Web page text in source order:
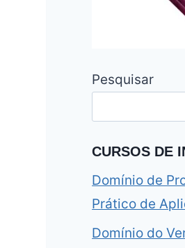
Pesquisar
CURSOS DE
Domínio de
Prático de
Domínio do